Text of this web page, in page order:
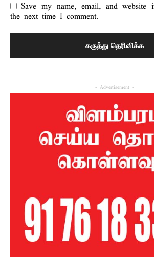
Save my name, email, and website
the next time I comment.
- Advertisement -